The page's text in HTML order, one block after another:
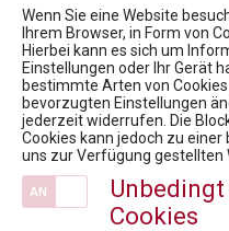
7. Virtueller
Health Care Symposium 2019
Market Access for you -
PHARMIG Rare Diseases
Wenn Sie eine Website
Ihrem Browser, in Form von
Hierbei kann es sich um
Einstellungen oder Ihr Gerät
bestimmte Arten von
bevorzugten Einstellungen
jederzeit widerrufen. Die
Cookies kann jedoch zu
uns zur Verfügung gestellten
Cookies